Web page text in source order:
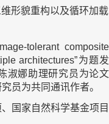
形貌重构以及循环加载
tolerant composite
architectures”为题发
淑娜助理研究员为论文
员为共同通讯作者。
国家自然科学基金项目